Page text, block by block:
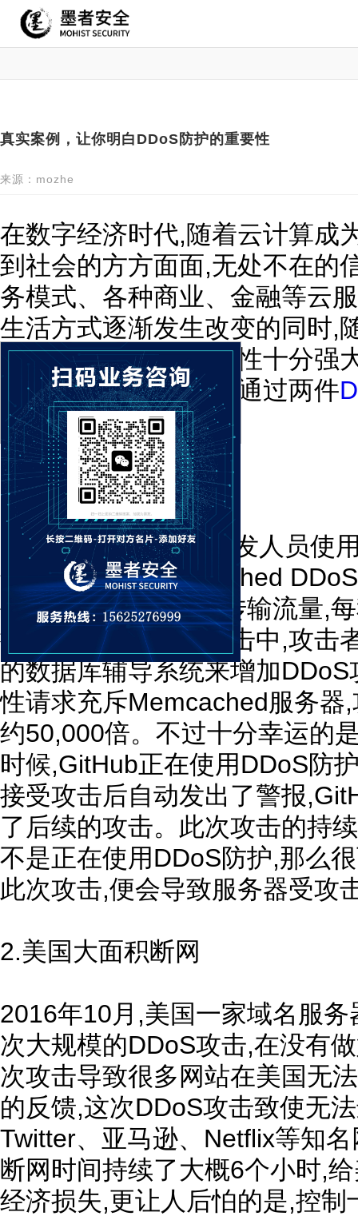
真实案例，让你明白DDoS防护的重要性
来源：mozhe
在数字经济时代,随着云计算成
到社会的方方面面,无处不在的
务模式、各种商业、金融等云
生活方式逐渐发生改变的同时,
也日益严重,其中破坏性十分强
攻击事件中,我们可以通过两件
DDoS。
1.GitHub遭受攻击
GitHub是数百万名开发人员使
年2月遭受到Memcached
每秒1.3Tbps的速率传输流量,
据包。在这一次的攻击中,攻击
的数据库辅导系统来增加
性请求充斥Memcached服务器
约50,000倍。不过十分幸运的
时候,GitHub正在使用DDoS防
接受攻击后自动发出了警报
了后续的攻击。此次攻击的持
不是正在使用DDoS防护,那么
此次攻击,便会导致服务器受攻
2.美国大面积断网
2016年10月,美国一家域名服
次大规模的DDoS攻击,在没有
次攻击导致很多网站在美国无
的反馈,这次DDoS攻击致使无
Twitter、亚马逊、Netflix等知
断网时间持续了大概6个小时,
经济损失,更让人后怕的是,控